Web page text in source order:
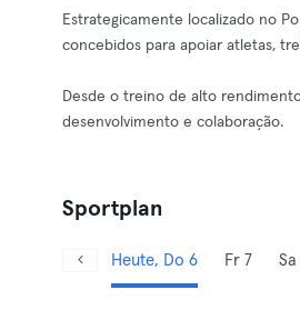
Estrategicamente localizado no
concebidos para apoiar atletas,
Desde o treino de alto
desenvolvimento e colaboração.
Sportplan
Heute, Do 6 Fr 7 Sa